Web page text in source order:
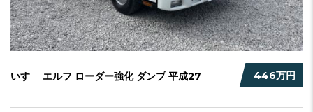
446万円
いすゞ エルフ ローダー強化 ダンプ 平成27